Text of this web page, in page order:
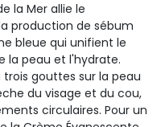
la Mer allie le
production de sébum
bleue qui unifient le
la peau et l'hydrate.
gouttes sur la peau
du visage et du cou,
circulaires. Pour un